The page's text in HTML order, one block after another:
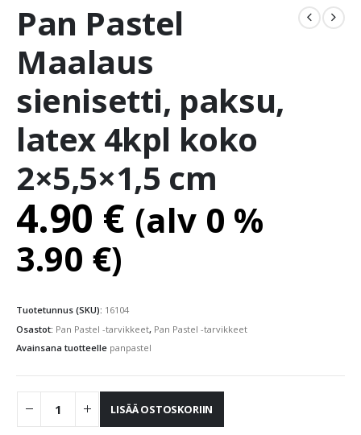
Pan Pastel
Maalaus
sienisetti, paksu,
latex 4kpl koko
2×5,5×1,5 cm
4.90 € (alv 0 %
3.90 €)
Tuotetunnus (SKU): 16104
Osastot: Pan Pastel -tarvikkeet, Pan Pastel -tarvikkeet
Avainsana tuotteelle panpastel
LISÄÄ OSTOSKORIIN